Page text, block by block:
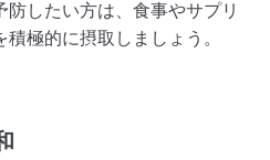
したい方は、食事やサプリ
極的に摂取しましょう。